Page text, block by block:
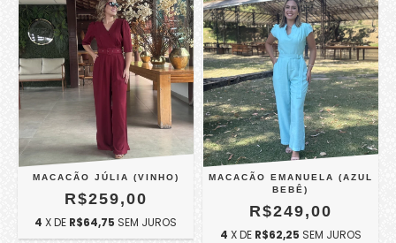
MACACÃO JÚLIA (VINHO)
R$259,00
4 X DE R$64,75 SEM JUROS
MACACÃO EMANUELA (AZUL
BEBÊ)
R$249,00
4 X DE R$62,25 SEM JUROS